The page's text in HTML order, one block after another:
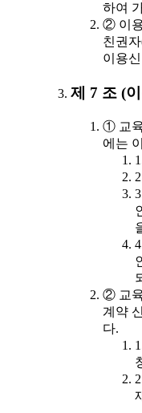
하여
② 이
친권
이용
제 7 조 (
① 교
에는
② 교
계약
다.